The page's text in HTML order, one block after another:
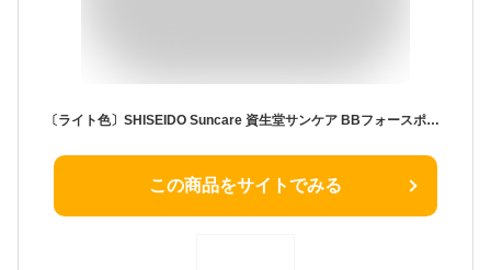
〔ライト色〕SHISEIDO Suncare 資生堂サンケア BBフォースポーツ ライト リキッドファンデーション 30ml SPF50+ ・ PA+++ ウォータープルーフ 日焼け止め スポーツファンデ Lineup05
この商品をサイトでみる